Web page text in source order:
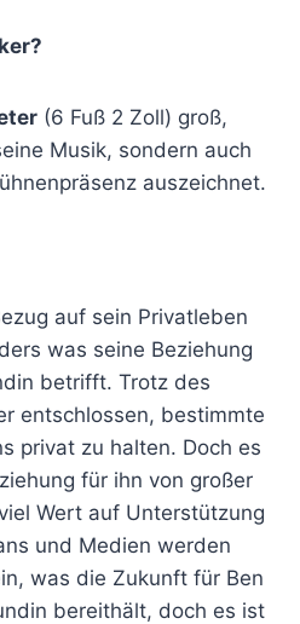
(6 Fuß 2 Zoll) groß,
Musik, sondern auch
auszeichnet.
auf sein Privatleben
was seine Beziehung
betrifft. Trotz des
entschlossen, bestimmte
privat zu halten. Doch es
für ihn von großer
Wert auf Unterstützung
und Medien werden
was die Zukunft für Ben
bereithält, doch es ist